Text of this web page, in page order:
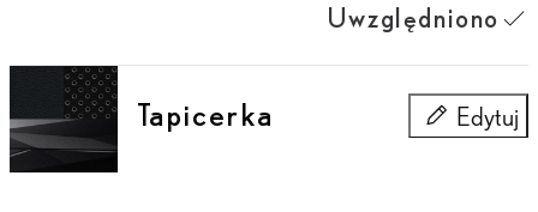
Uwzględniono
Tapicerka Edytuj
Tapicerka